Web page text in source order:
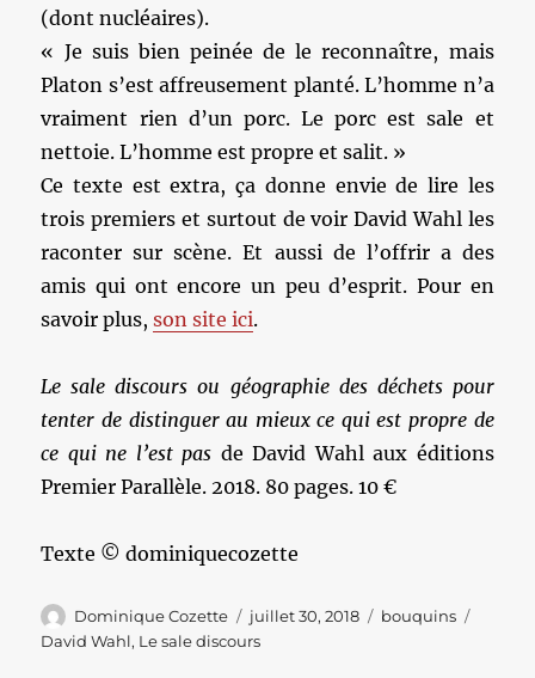
(dont nucléaires).
« Je suis bien peinée de le reconnaître, mais
Platon s’est affreusement planté. L’homme n’a
vraiment rien d’un porc. Le porc est sale et
nettoie. L’homme est propre et salit. »
Ce texte est extra, ça donne envie de lire les
trois premiers et surtout de voir David Wahl les
raconter sur scène. Et aussi de l’offrir a des
amis qui ont encore un peu d’esprit. Pour en
savoir plus,son site ici.
Le sale discours ou géographie des déchets pour
tenter de distinguer au mieux ce qui est propre de
ce qui ne l’est pas de David Wahl aux éditions
Premier Parallèle. 2018. 80 pages. 10 €
Texte © dominiquecozette
Auteur
Dominique Cozette
Publié
le
juillet 30, 2018 Catégories
bouquins
David Wahl, Le sale discours